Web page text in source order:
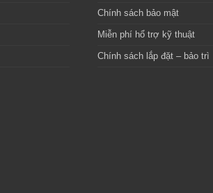
Chính sách bảo mật
Miễn phí hổ trợ kỹ thuật
Chính sách lắp đặt – bảo trì